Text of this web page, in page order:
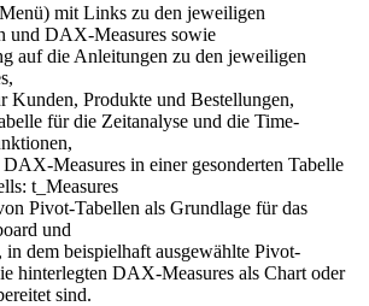
mit Links zu den jeweiligen
und DAX-Measures sowie
auf die Anleitungen zu den jeweiligen
Kunden, Produkte und Bestellungen,
für die Zeitanalyse und die Time-
Measures in einer gesonderten Tabelle
t_Measures
Pivot-Tabellen als Grundlage für das
und
in dem beispielhaft ausgewählte Pivot-
hinterlegten DAX-Measures als Chart oder
sind.